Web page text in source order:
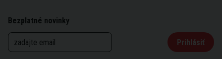
Bezplatné novinky
Prihlásiť